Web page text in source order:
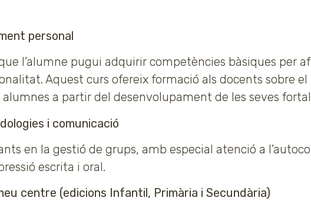
personal
l’alumne pugui adquirir competències bàsiques per
Aquest curs ofereix formació als docents sobre el
a partir del desenvolupament de les seves
i comunicació
en la gestió de grups, amb especial atenció a
escrita i oral.
centre (edicions Infantil, Primària i Secundària)